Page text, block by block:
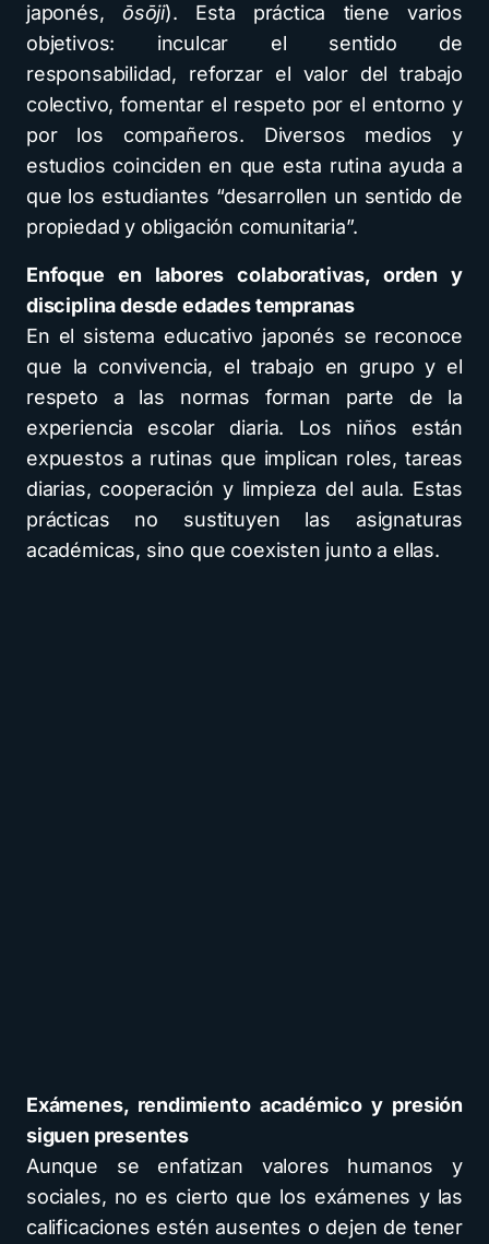
japonés, ōsōji). Esta práctica tiene varios
objetivos: inculcar el sentido de
responsabilidad, reforzar el valor del trabajo
colectivo, fomentar el respeto por el entorno y
por los compañeros. Diversos medios y
estudios coinciden en que esta rutina ayuda a
que los estudiantes “desarrollen un sentido de
propiedad y obligación comunitaria”.
Enfoque en labores colaborativas, orden y
disciplina desde edades tempranas
En el sistema educativo japonés se reconoce
que la convivencia, el trabajo en grupo y el
respeto a las normas forman parte de la
experiencia escolar diaria. Los niños están
expuestos a rutinas que implican roles, tareas
diarias, cooperación y limpieza del aula. Estas
prácticas no sustituyen las asignaturas
académicas, sino que coexisten junto a ellas.
Exámenes, rendimiento académico y presión
siguen presentes
Aunque se enfatizan valores humanos y
sociales, no es cierto que los exámenes y las
calificaciones estén ausentes o dejen de tener